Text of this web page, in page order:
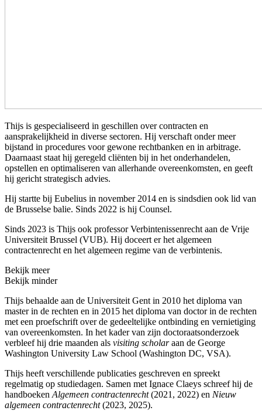
Thijs is gespecialiseerd in geschillen over contracten en
aansprakelijkheid in diverse sectoren. Hij verschaft onder meer
bijstand in procedures voor gewone rechtbanken en in arbitrage.
Daarnaast staat hij geregeld cliënten bij in het onderhandelen,
opstellen en optimaliseren van allerhande overeenkomsten, en geeft
hij gericht strategisch advies.
Hij startte bij Eubelius in november 2014 en is sindsdien ook lid van
de Brusselse balie. Sinds 2022 is hij Counsel.
Sinds 2023 is Thijs ook professor Verbintenissenrecht aan de Vrije
Universiteit Brussel (VUB). Hij doceert er het algemeen
contractenrecht en het algemeen regime van de verbintenis.
Bekijk meer
Bekijk minder
Thijs behaalde aan de Universiteit Gent in 2010 het diploma van
master in de rechten en in 2015 het diploma van doctor in de rechten
met een proefschrift over de gedeeltelijke ontbinding en vernietiging
van overeenkomsten. In het kader van zijn doctoraatsonderzoek
verbleef hij drie maanden als visiting scholaraan de George
Washington University Law School (Washington DC, VSA).
Thijs heeft verschillende publicaties geschreven en spreekt
regelmatig op studiedagen. Samen met Ignace Claeys schreef hij de
handboeken Algemeen contractenrecht(2021 , 2022) en Nieuw
algemeen contractenrecht(2023, 2025).